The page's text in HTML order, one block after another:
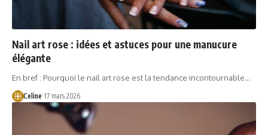
Nail art rose : idées et astuces pour une manucure
élégante
En bref : Pourquoi le nail art rose est la tendance incontournable…
Celine 17 mars 2026